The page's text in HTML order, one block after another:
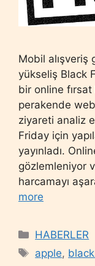
Mobil alışveriş
yükseliş Black
bir online
perakende
ziyareti analiz
Friday için
yayınladı.
gözlemleniyor
harcamayı
more
Categories
HABERLER
Tags
apple,